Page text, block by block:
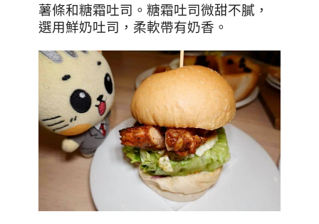
薯條和糖霜吐司。糖霜吐司微甜不膩，
選用鮮奶吐司，柔軟帶有奶香。